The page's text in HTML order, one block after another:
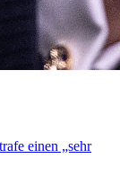
einen „sehr